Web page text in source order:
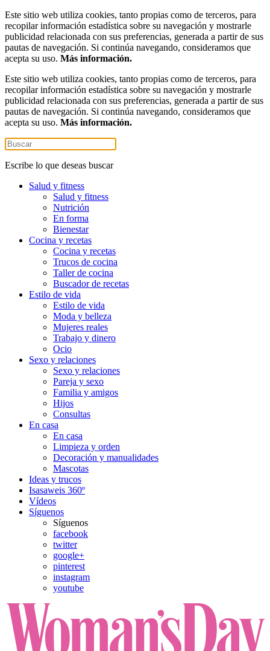
Este sitio web utiliza cookies, tanto propias como de terceros, para
recopilar información estadística sobre su navegación y mostrarle
publicidad relacionada con sus preferencias, generada a partir de sus
pautas de navegación. Si continúa navegando, consideramos que
acepta su uso. Más información.
Este sitio web utiliza cookies, tanto propias como de terceros, para
recopilar información estadística sobre su navegación y mostrarle
publicidad relacionada con sus preferencias, generada a partir de sus
pautas de navegación. Si continúa navegando, consideramos que
acepta su uso. Más información.
Escribe lo que deseas buscar
Salud y fitness
Salud y fitness
Nutrición
En forma
Bienestar
Cocina y recetas
Cocina y recetas
Trucos de cocina
Taller de cocina
Buscador de recetas
Estilo de vida
Estilo de vida
Moda y belleza
Mujeres reales
Trabajo y dinero
Ocio
Sexo y relaciones
Sexo y relaciones
Pareja y sexo
Familia y amigos
Hijos
Consultas
En casa
En casa
Limpieza y orden
Decoración y manualidades
Mascotas
Ideas y trucos
Isasaweis 360º
Vídeos
Síguenos
Síguenos
facebook
twitter
google+
pinterest
instagram
youtube